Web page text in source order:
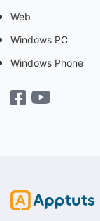
Web
Windows PC
Windows Phone